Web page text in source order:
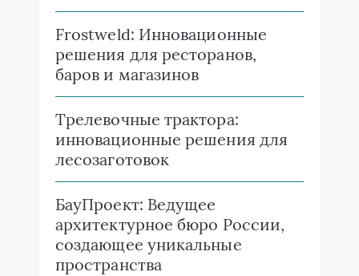
Frostweld: Инновационные
решения для ресторанов,
баров и магазинов
Трелевочные трактора:
инновационные решения для
лесозаготовок
БауПроект: Ведущее
архитектурное бюро России,
создающее уникальные
пространства